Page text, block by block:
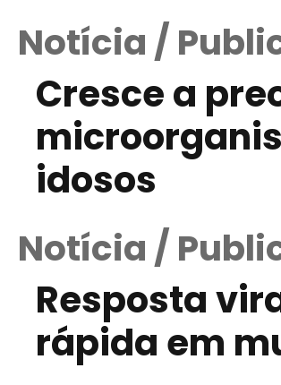
Notícia /
Cresce a
idosos
Notícia /
Resposta
rápida em